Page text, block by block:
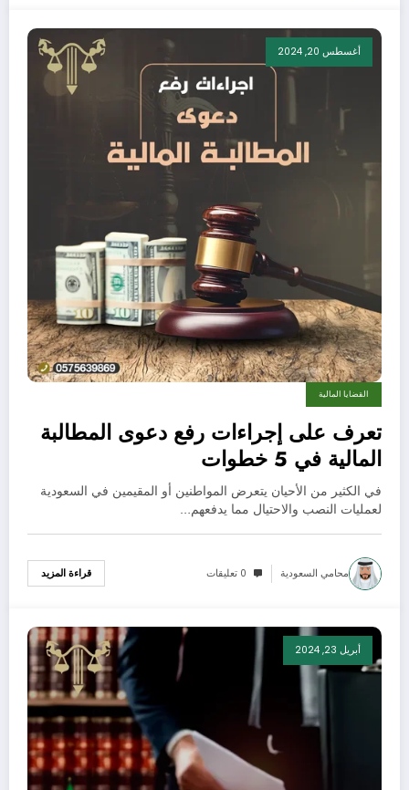
أغسطس 20, 2024
القضايا المالية
تعرف على إجراءات رفع دعوى المطالبة
المالية في 5 خطوات
في الكثير من الأحيان يتعرض المواطنين أو المقيمين في السعودية
لعمليات النصب والاحتيال مما يدفعهم…
محامي السعودية 0 تعليقات قراءة المزيد
أبريل 23, 2024